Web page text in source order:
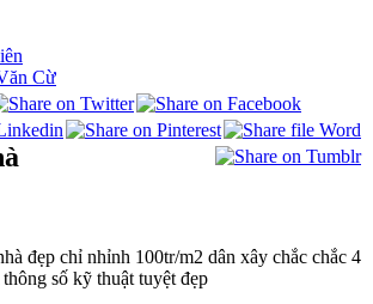
Cừ
đẹp chỉ nhỉnh 100tr/m2 dân xây chắc chắc 4
số kỹ thuật tuyệt đẹp